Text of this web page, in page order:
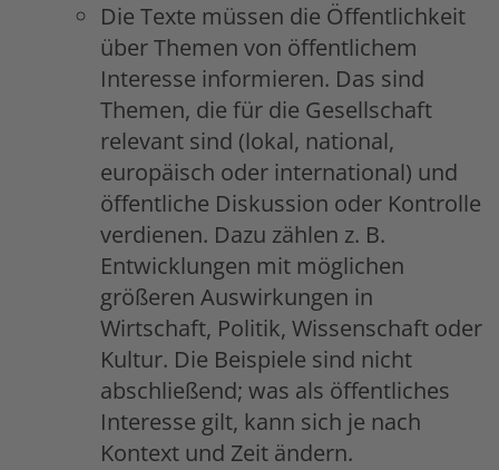
Die Texte müssen die Öffentlichkeit
über Themen von öffentlichem
Interesse informieren. Das sind
Themen, die für die Gesellschaft
relevant sind (lokal, national,
europäisch oder international) und
öffentliche Diskussion oder Kontrolle
verdienen. Dazu zählen z. B.
Entwicklungen mit möglichen
größeren Auswirkungen in
Wirtschaft, Politik, Wissenschaft oder
Kultur. Die Beispiele sind nicht
abschließend; was als öffentliches
Interesse gilt, kann sich je nach
Kontext und Zeit ändern.